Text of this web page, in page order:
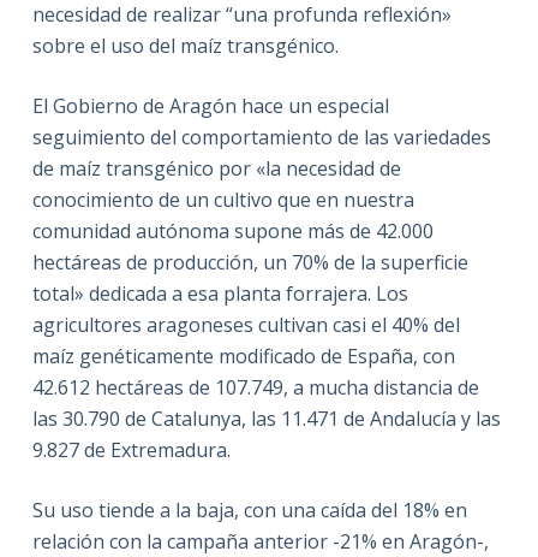
necesidad de realizar “una profunda reflexión»
sobre el uso del maíz transgénico.
El Gobierno de Aragón hace un especial
seguimiento del comportamiento de las variedades
de maíz transgénico por «la necesidad de
conocimiento de un cultivo que en nuestra
comunidad autónoma supone más de 42.000
hectáreas de producción, un 70% de la superficie
total» dedicada a esa planta forrajera. Los
agricultores aragoneses cultivan casi el 40% del
maíz genéticamente modificado de España, con
42.612 hectáreas de 107.749, a mucha distancia de
las 30.790 de Catalunya, las 11.471 de Andalucía y las
9.827 de Extremadura.
Su uso tiende a la baja, con una caída del 18% en
relación con la campaña anterior -21% en Aragón-,